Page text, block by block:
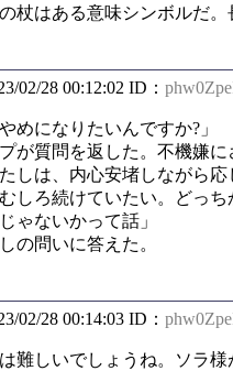
杖はある意味シンボルだ
02/28 00:12:02 ID：
になりたいんですか?」
が質問を返した。不機嫌
しは、内心安堵しながら応
しろ続けていたい。どっ
ゃないかって話」
の問いに答えた。
02/28 00:14:03 ID：
難しいでしょうね。ソラ